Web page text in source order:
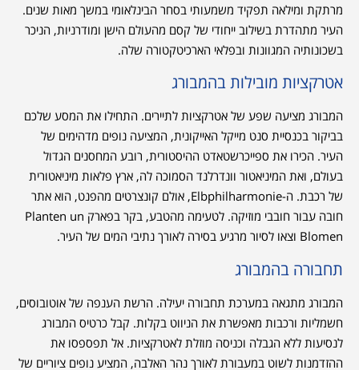
מרתקת ומילאה תפקיד משמעותי בסחר הבינלאומי במשך מאות שנים.
העיר מתהדרת בשילוב ייחודי של קסם מהעולם הישן ומודרניות, הניכר
בשכונותיה המגוונות ובפלאי הארכיטקטורה שלה.
אטרקציות מובילות בהמבורג
המבורג מציעה שפע של אטרקציות לתיירים. התחילו את המסע שלכם
בביקור בכנסיית סנט מייקל האייקונית, המציעה נופים מדהימים של
העיר. הכירו את ספייכרשטאדט ההיסטורית, רובע המחסנים הגדול
בעולם, ואת המיניאטור וונדרלנד הסמוכה לה, ארץ פלאות מיניאטורית
של רכבת. ה-Elbphilharmonie, אולם קונצרטים מהפנט, הוא אתר
חובה עבור חובבי מוזיקה. לטעימה מהטבע, בקר בפארק Planten un
Blomen וצאו לסיור מרגיע בסירה לאורך נתיבי המים של העיר.
תחבורה בהמבורג
המבורג מתגאה במערכת תחבורה יעילה. הרשת הענפה של אוטובוסים,
חשמליות ורכבות מאפשרת את הניווט בקלות. קבל כרטיס המבורג
לנסיעות ללא הגבלה וכניסה מוזלת לאטרקציות. אל תפספסו את
ההזדמנות לשוט במעבורת לאורך נהר האלבה, המציע נופים ציוריים של